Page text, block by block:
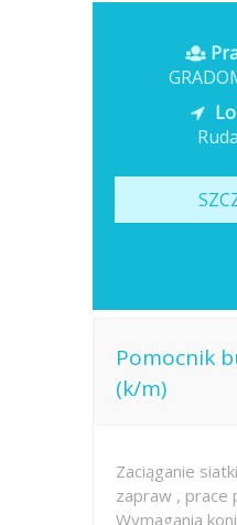
Wykształcenie:
Opublikowano:
Pomocnik
(k/m)
Zaciąganie
zapraw , prace
Wymagania